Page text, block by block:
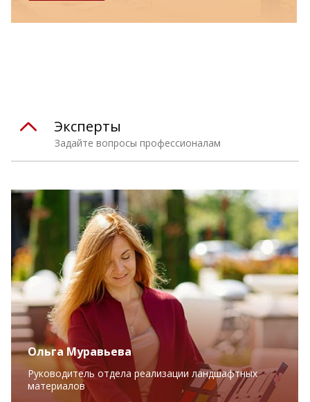
Задайте вопросы профессионалам
Эксперты
Ольга Муравьева
Руководитель отдела реализации ландшафтных
материалов